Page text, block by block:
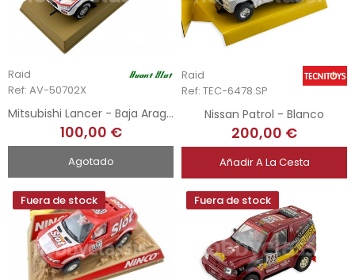
Raid
Ref: AV-50702X
Mitsubishi Lancer - Baja Aragón 2010
100,00 €
Agotado
Raid
Ref: TEC-6478.SP
Nissan Patrol - Blanco
200,00 €
Añadir A La Cesta
Fuera de stock Fuera de stock